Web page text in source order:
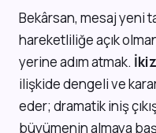
Bekârsan, mesaj yeni
hareketliliğe açık
yerine adım atmak.
ilişkide dengeli ve
eder; dramatik iniş
büyümenin almaya